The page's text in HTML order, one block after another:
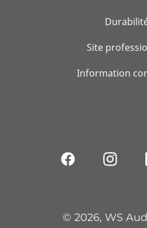
Site
Information
© 2026, WS